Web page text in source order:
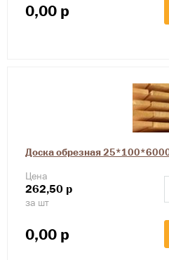
0,00 р
Доска обрезная
Цена
262,50 р
за шт
0,00 р